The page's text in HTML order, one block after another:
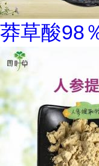
莽草酸98